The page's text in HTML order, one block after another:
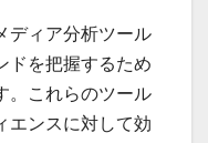
ディア分析ツール
ドを把握するため
。これらのツール
エンスに対して効